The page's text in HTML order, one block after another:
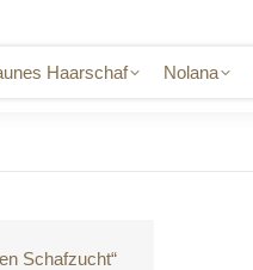
Haarschaf Nolana
Schafzucht“